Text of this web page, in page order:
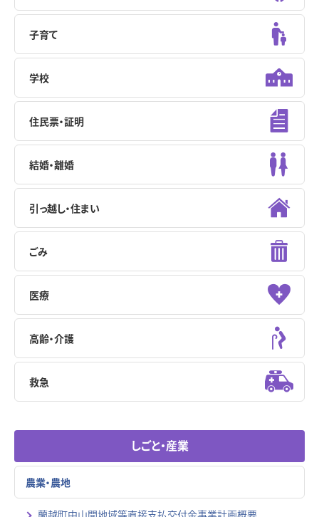
子育て
学校
住民票・証明
結婚・離婚
引っ越し・住まい
ごみ
医療
高齢・介護
救急
しごと・産業
農業・農地